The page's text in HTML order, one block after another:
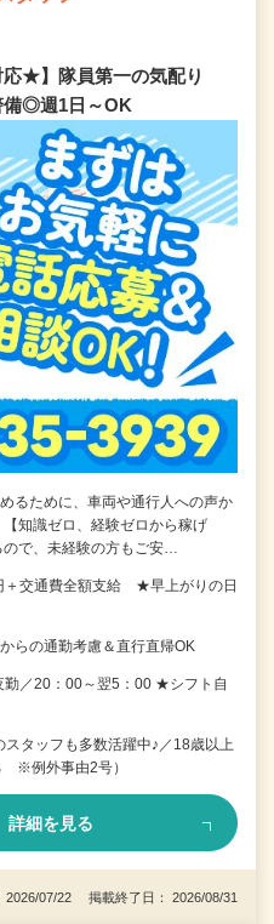
応★】隊員第一の気配り
備◎週1日～OK
るために、車両や通行人への声か
知識ゼロ、経験ゼロから稼げ
ので、未経験の方もご安…
＋交通費全額支給 ★早上がりの日
の通勤考慮＆直行直帰OK
勤／20：00～翌5：00 ★シフト自
タッフも多数活躍中♪／18歳以上
※例外事由2号）
詳細を見る
2026/07/22 掲載終了日： 2026/08/31